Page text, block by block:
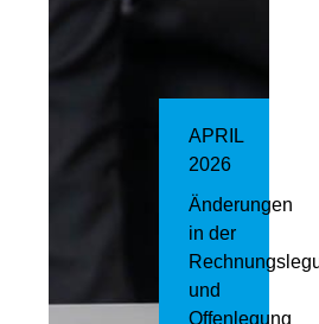
APRIL
2026
Änderungen
in der
und
Offenlegung